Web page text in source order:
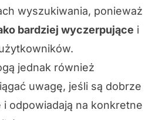
wyszukiwania, ponieważ
bardziej wyczerpujące i
jednak również
uwagę, jeśli są dobrze
odpowiadają na konkretne